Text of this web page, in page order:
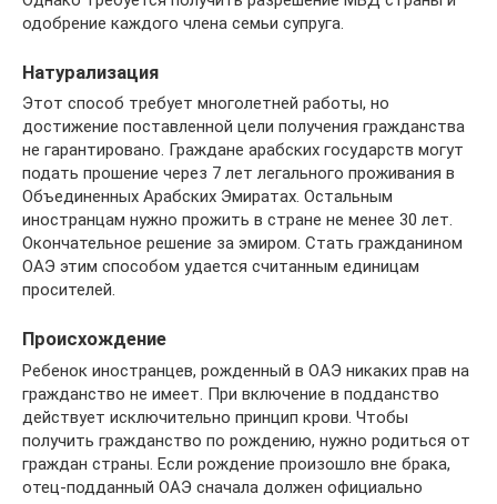
одобрение каждого члена семьи супруга.
Натурализация
Этот способ требует многолетней работы, но
достижение поставленной цели получения гражданства
не гарантировано. Граждане арабских государств могут
подать прошение через 7 лет легального проживания в
Объединенных Арабских Эмиратах. Остальным
иностранцам нужно прожить в стране не менее 30 лет.
Окончательное решение за эмиром. Стать гражданином
ОАЭ этим способом удается считанным единицам
просителей.
Происхождение
Ребенок иностранцев, рожденный в ОАЭ никаких прав на
гражданство не имеет. При включение в подданство
действует исключительно принцип крови. Чтобы
получить гражданство по рождению, нужно родиться от
граждан страны. Если рождение произошло вне брака,
отец-подданный ОАЭ сначала должен официально